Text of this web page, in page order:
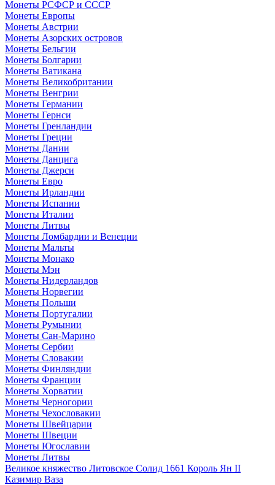
Монеты РСФСР и СССР
Монеты Европы
Монеты Австрии
Монеты Азорских островов
Монеты Бельгии
Монеты Болгарии
Монеты Ватикана
Монеты Великобритании
Монеты Венгрии
Монеты Германии
Монеты Гернси
Монеты Гренландии
Монеты Греции
Монеты Дании
Монеты Данцига
Монеты Джерси
Монеты Евро
Монеты Ирландии
Монеты Испании
Монеты Италии
Монеты Литвы
Монеты Ломбардии и Венеции
Монеты Мальты
Монеты Монако
Монеты Мэн
Монеты Нидерландов
Монеты Норвегии
Монеты Польши
Монеты Португалии
Монеты Румынии
Монеты Сан-Марино
Монеты Сербии
Монеты Словакии
Монеты Финляндии
Монеты Франции
Монеты Хорватии
Монеты Черногории
Монеты Чехословакии
Монеты Швейцарии
Монеты Швеции
Монеты Югославии
Монеты Литвы
Великое княжество Литовское Солид 1661 Король Ян II
Казимир Ваза